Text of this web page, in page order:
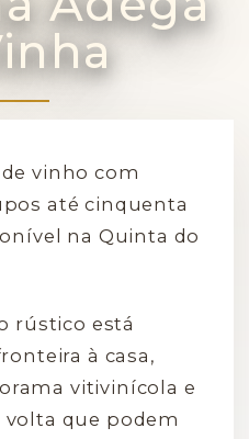
vinho com
até cinquenta
na Quinta do
rústico está
à casa,
vitivinícola e
que podem